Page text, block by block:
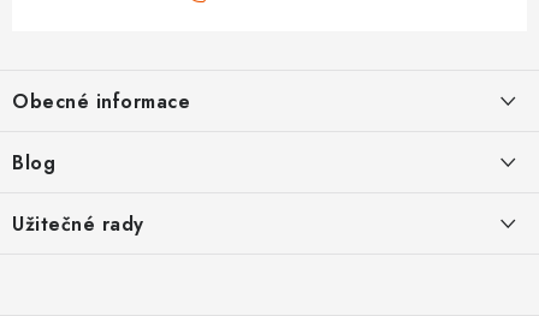
p
a
Obecné informace
Kontakt
Blog
Inovativní Kliky EASY LOCK – Revoluce v Zamykání Dveří
Užitečné rady